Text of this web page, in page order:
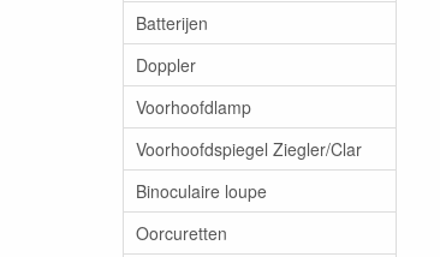
Batterijen
Doppler
Voorhoofdlamp
Voorhoofdspiegel Ziegler/Clar
Binoculaire loupe
Oorcuretten